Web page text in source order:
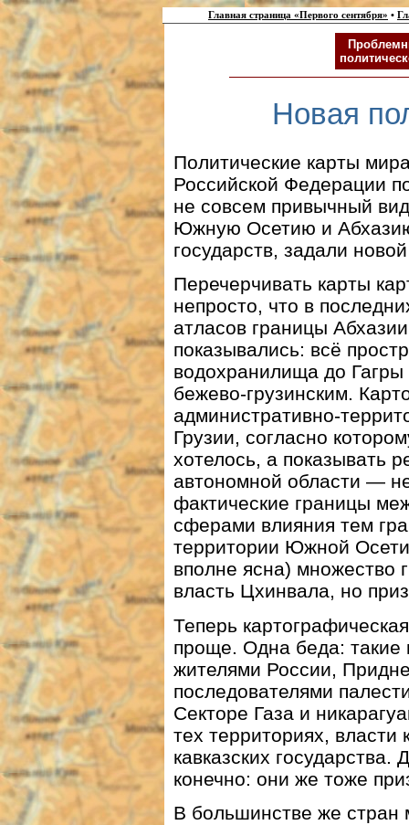
Главная страница «Первого сентября» •
Новая
Политические карты
Российской Федерации
не совсем привычный
Южную Осетию и
государств, задали
Перечерчивать карты
непросто, что в
атласов границы
показывались: всё
водохранилища до
бежево-грузинским.
административно-
Грузии, согласно
хотелось, а показывать
автономной области —
фактические границы
сферами влияния тем
территории Южной
вполне ясна) множество
власть Цхинвала, но
Теперь
проще. Одна беда: такие
жителями России,
последователями
Секторе Газа и
тех территориях,
кавказских государства.
конечно: они же тоже
В большинстве же стран